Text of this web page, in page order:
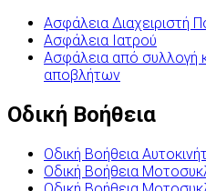
Ασφάλεια Διαχειριστή
Ασφάλεια Ιατρού
Ασφάλεια από συλλογή
αποβλήτων
Οδική Βοήθεια
Οδική Βοήθεια
Οδική Βοήθεια